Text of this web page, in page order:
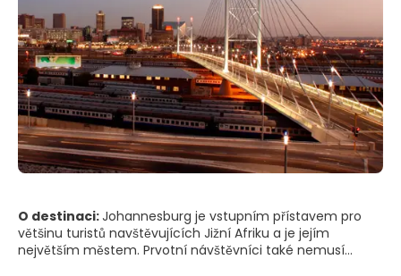
O destinaci:Johannesburg je vstupním přístavem pro
většinu turistů navštěvujících Jižní Afriku a je jejím
největším městem. Prvotní návštěvníci také nemusí